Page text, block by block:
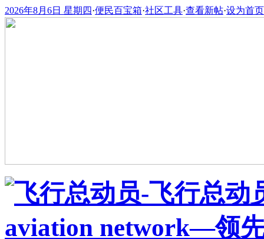
2026年8月6日 星期四·便民百宝箱·社区工具·查看新帖·设为首页